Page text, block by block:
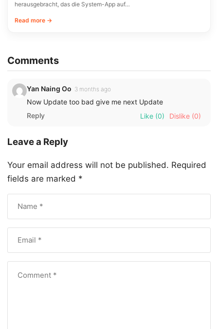
herausgebracht, das die System-App auf…
Read more →
Comments
Yan Naing Oo 3 months ago
Now Update too bad give me next Update
Reply
Like (0) Dislike (0)
Leave a Reply
Your email address will not be published. Required
fields are marked *